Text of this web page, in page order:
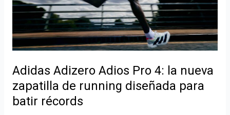
Adidas Adizero Adios Pro 4: la nueva
zapatilla de running diseñada para
batir récords
la
nueva
zapatilla
diseñada
para
batir
récords